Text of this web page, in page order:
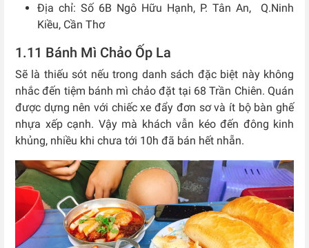
Địa chỉ: Số 6B Ngô Hữu Hạnh, P. Tân An, Q.Ninh
Kiều, Cần Thơ
1.11 Bánh Mì Chảo Ốp La
Sẽ là thiếu sót nếu trong danh sách đặc biệt này không
nhắc đến tiệm bánh mì chảo đặt tại 68 Trần Chiên. Quán
được dựng nên với chiếc xe đẩy đơn sơ và ít bộ bàn ghế
nhựa xếp cạnh. Vậy mà khách vẫn kéo đến đông kinh
khủng, nhiều khi chưa tới 10h đã bán hết nhẵn.